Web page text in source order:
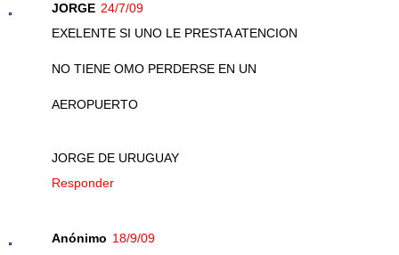
JORGE 24/7/09
EXELENTE SI UNO LE PRESTA ATENCION
NO TIENE OMO PERDERSE EN UN
AEROPUERTO
JORGE DE URUGUAY
Responder
Anónimo 18/9/09